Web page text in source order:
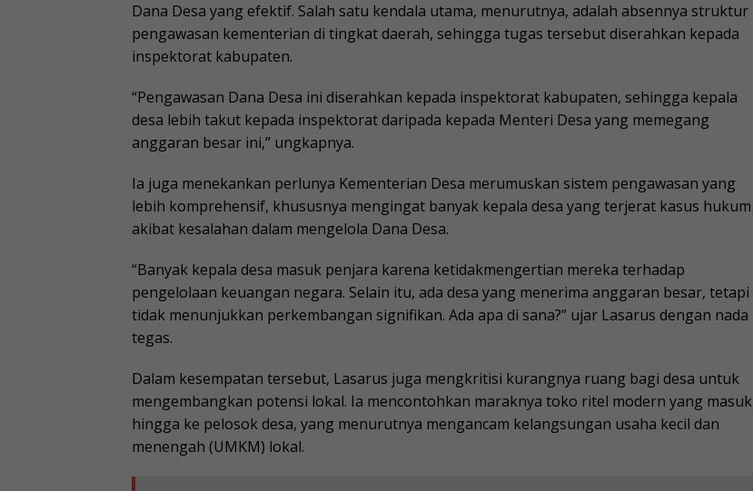
Dana Desa yang efektif. Salah satu kendala utama, menurutnya, adalah absennya struktur
pengawasan kementerian di tingkat daerah, sehingga tugas tersebut diserahkan kepada
inspektorat kabupaten.
“Pengawasan Dana Desa ini diserahkan kepada inspektorat kabupaten, sehingga kepala
desa lebih takut kepada inspektorat daripada kepada Menteri Desa yang memegang
anggaran besar ini,” ungkapnya.
Ia juga menekankan perlunya Kementerian Desa merumuskan sistem pengawasan yang
lebih komprehensif, khususnya mengingat banyak kepala desa yang terjerat kasus hukum
akibat kesalahan dalam mengelola Dana Desa.
“Banyak kepala desa masuk penjara karena ketidakmengertian mereka terhadap
pengelolaan keuangan negara. Selain itu, ada desa yang menerima anggaran besar, tetapi
tidak menunjukkan perkembangan signifikan. Ada apa di sana?” ujar Lasarus dengan nada
tegas.
Dalam kesempatan tersebut, Lasarus juga mengkritisi kurangnya ruang bagi desa untuk
mengembangkan potensi lokal. Ia mencontohkan maraknya toko ritel modern yang masuk
hingga ke pelosok desa, yang menurutnya mengancam kelangsungan usaha kecil dan
menengah (UMKM) lokal.